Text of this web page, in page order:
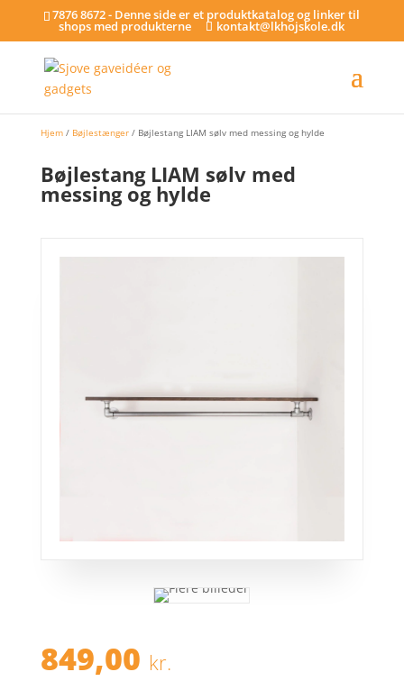
7876 8672 - Denne side er et produktkatalog og linker til
shops med produkterne kontakt@lkhojskole.dk
Hjem/ Bøjlestænger/ Bøjlestang LIAM sølv med messing og hylde
Bøjlestang LIAM sølv med
messing og hylde
849,00 kr.